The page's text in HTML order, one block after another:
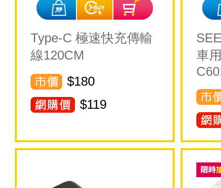
Type-C 極速快充傳輸
線120CM
$180
$119
車